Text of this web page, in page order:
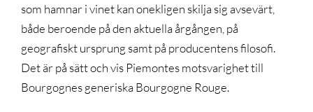
som hamnar i vinet kan onekligen skilja sig avsevärt,
både beroende på den aktuella årgången, på
geografiskt ursprung samt på producentens filosofi.
Det är på sätt och vis Piemontes motsvarighet till
Bourgognes generiska Bourgogne Rouge.